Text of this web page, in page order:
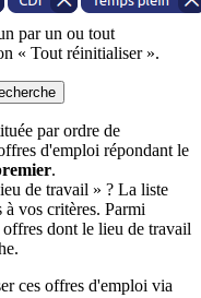
par un ou tout
« Tout réinitialiser ».
par ordre de
d'emploi répondant le
.
de travail » ? La liste
vos critères. Parmi
dont le lieu de travail
ces offres d'emploi via